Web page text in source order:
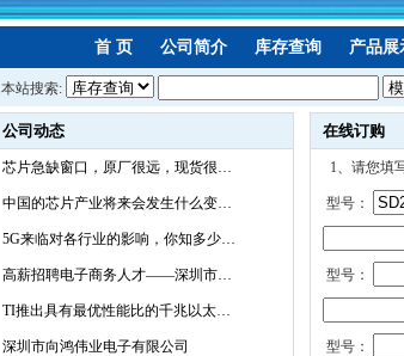
首 页 公司简介 库存查询 产品展
本站搜索:
公司动态
芯片急缺窗口，原厂很远，现货很…
中国的芯片产业将来会发生什么变…
5G来临对各行业的影响，你知多少…
高薪招聘电子商务人才——深圳市…
TI推出具有最优性能比的千兆以太…
深圳市向鸿伟业电子有限公司
在线订购
1、请您填
型号：
型号：
型号：